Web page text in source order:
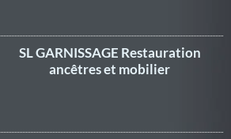
SL GARNISSAGE Restauration
ancêtres et mobilier